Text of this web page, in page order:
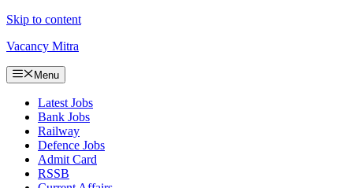
Skip to content
Vacancy Mitra
Menu
Latest Jobs
Bank Jobs
Railway
Defence Jobs
Admit Card
RSSB